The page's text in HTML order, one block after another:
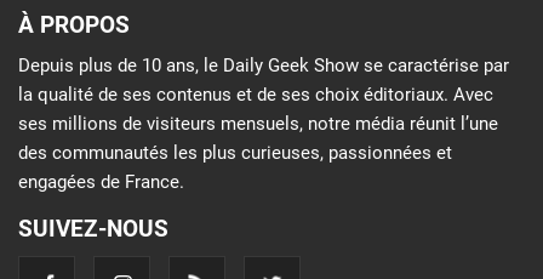
À PROPOS
Depuis plus de 10 ans, le Daily Geek Show se caractérise par
la qualité de ses contenus et de ses choix éditoriaux. Avec
ses millions de visiteurs mensuels, notre média réunit l’une
des communautés les plus curieuses, passionnées et
engagées de France.
SUIVEZ-NOUS